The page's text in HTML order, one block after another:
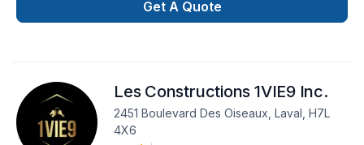
Get A Quote
Les Constructions 1VIE9 Inc.
2451 Boulevard Des Oiseaux, Laval, H7L
4X6